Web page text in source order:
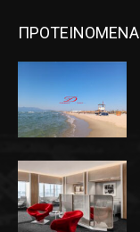
ΠΡΟΤΕΙΝΟΜΕΝΑ